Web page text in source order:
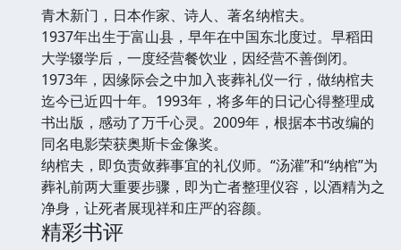
青木新门，日本作家、诗人、著名纳棺夫。
1937年出生于富山县，早年在中国东北度过。早稻田
大学辍学后，一度经营餐饮业，因经营不善倒闭。
1973年，因缘际会之中加入丧葬礼仪一行，做纳棺夫
迄今已近四十年。1993年，将多年的日记心得整理成
书出版，感动了万千心灵。2009年，根据本书改编的
同名电影荣获奥斯卡金像奖。
纳棺夫，即负责敛葬事宜的礼仪师。“汤灌”和“纳棺”为
葬礼前两大重要步骤，即为亡者整理仪容，以酒精为之
净身，让死者展现祥和庄严的容颜。
精彩书评